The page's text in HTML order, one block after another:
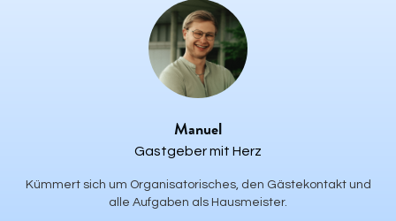
Manuel
Gastgeber mit Herz
Kümmert sich um Organisatorisches, den Gästekontakt und
alle Aufgaben als Hausmeister.